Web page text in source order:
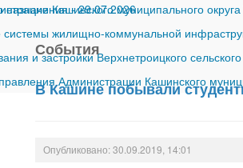
назначения-29.07.2026
Кашинского муниципального
системы жилищно-коммунальной
и застройки Верхнетроицкого
Администрации Кашинского
События
В Кашине побывали
Опубликовано: 30.09.2019, 14:01